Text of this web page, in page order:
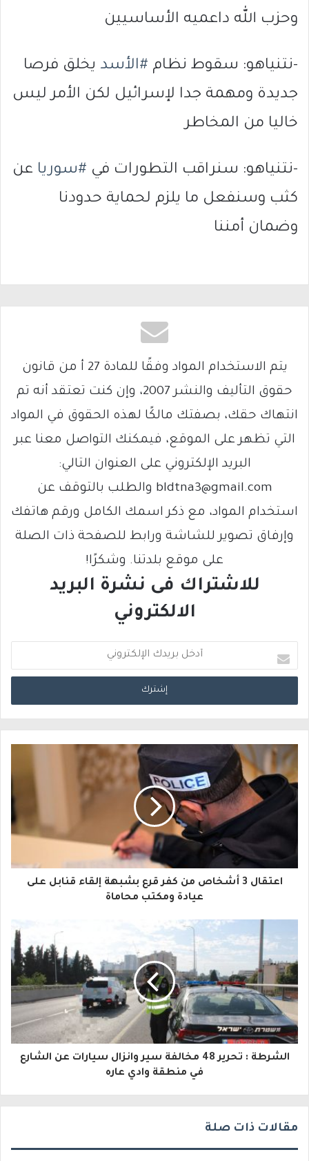
وحزب الله داعميه الأساسيين
-نتنياهو: سقوط نظام #الأسد يخلق فرصا
جديدة ومهمة جدا لإسرائيل لكن الأمر ليس
خاليا من المخاطر
-نتنياهو: سنراقب التطورات في #سوريا عن
كثب وسنفعل ما يلزم لحماية حدودنا
وضمان أمننا
يتم الاستخدام المواد وفقًا للمادة 27 أ من قانون
حقوق التأليف والنشر 2007، وإن كنت تعتقد أنه تم
انتهاك حقك، بصفتك مالكًا لهذه الحقوق في المواد
التي تظهر على الموقع، فيمكنك التواصل معنا عبر
البريد الإلكتروني على العنوان التالي:
bldtna3@gmail.com والطلب بالتوقف عن
استخدام المواد، مع ذكر اسمك الكامل ورقم هاتفك
وإرفاق تصوير للشاشة ورابط للصفحة ذات الصلة
على موقع بلدتنا. وشكرًا!
للاشتراك فى نشرة البريد
الالكتروني
د
خ
ب
ر
ي
ك
ا
إ
ك
ت
ر
و
اعتقال 3 أشخاص من كفر قرع بشبهة إلقاء قنابل على
عيادة ومكتب محاماة
الشرطة : تحرير 48 مخالفة سير وانزال سيارات عن الشارع
في منطقة وادي عاره
مقالات ذات صلة